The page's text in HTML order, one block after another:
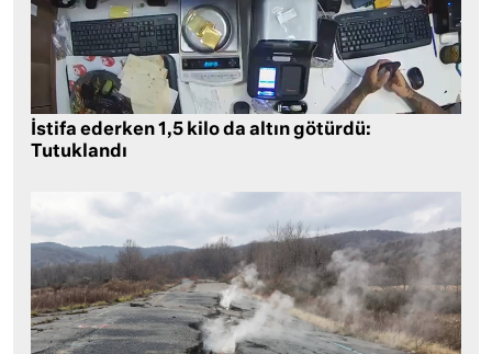
İstifa ederken 1,5 kilo da altın götürdü:
Tutuklandı